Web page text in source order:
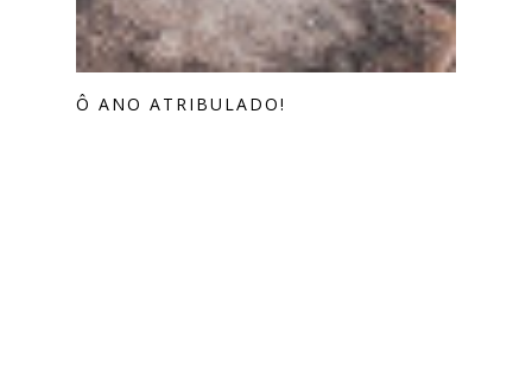
Ô ANO ATRIBULADO!